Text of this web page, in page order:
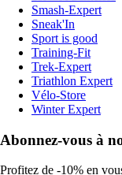
Smash-Expert
Sneak'In
Sport is good
Training-Fit
Trek-Expert
Triathlon Expert
Vélo-Store
Winter Expert
Abonnez-vous à
Profitez de -10% en